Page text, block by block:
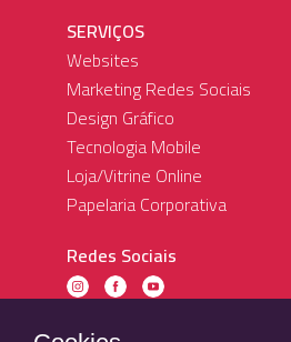
SERVIÇOS
Websites
Marketing Redes Sociais
Design Gráfico
Tecnologia Mobile
Loja/Vitrine Online
Papelaria Corporativa
Redes Sociais